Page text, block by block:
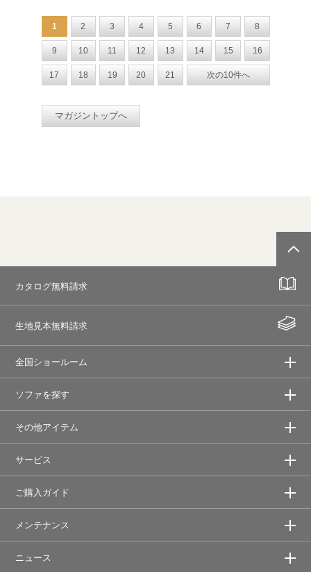
1 2 3 4 5 6 7 8
9 10 11 12 13 14 15 16
17 18 19 20 21 次の10件へ
マガジントップへ
カタログ無料請求
生地見本無料請求
全国ショールーム
ソファを探す
その他アイテム
サービス
ご購入ガイド
メンテナンス
ニュース